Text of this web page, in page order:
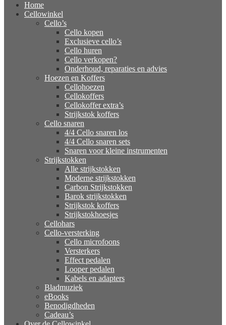
Home
Cellowinkel
Cello’s
Cello kopen
Exclusieve cello’s
Cello huren
Cello verkopen?
Onderhoud, reparaties en advies
Hoezen en Koffers
Cellohoezen
Cellokoffers
Cellokoffer extra’s
Strijkstok koffers
Cello snaren
4/4 Cello snaren los
4/4 Cello snaren sets
Snaren voor kleine instrumenten
Strijkstokken
Alle strijkstokken
Moderne strijkstokken
Carbon Strijkstokken
Barok strijkstokken
Strijkstok koffers
Strijkstokhoesjes
Cellohars
Cello-versterking
Cello microfoons
Versterkers
Effect pedalen
Looper pedalen
Kabels en adapters
Bladmuziek
eBooks
Benodigdheden
Cadeau’s